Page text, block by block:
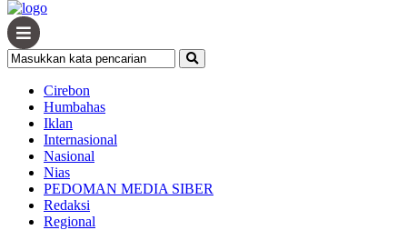
Cirebon
Humbahas
Iklan
Internasional
Nasional
Nias
PEDOMAN MEDIA SIBER
Redaksi
Regional